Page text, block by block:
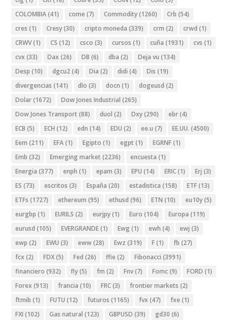
COLOMBIA(41) come (7) Commodity(1260) Crb (54)
cres (1) Cresy(30) cripto moneda (339) crm (2) crwd (1)
CRWV(1) CS (12) csco (3) cursos (1) cuña (1931) cvs (1)
cvx (33) Dax (26) DB (6) dba (2) Deja vu (134)
Desp (10) dgcu2(4) Dia (2) didi (4) Dis (19)
divergencias (141) dlo (3) docn (1) dogeusd (2)
Dolar(1672) Dow Jones Industrial (265)
Dow Jones Transport (88) duol (2) Dxy(290) ebr(4)
ECB (5) ECH (12) edn (14) EDU (2) ee.u (7) EE.UU. (4500)
Eem (211) EFA(1) Egipto (1) egpt (1) EGRNF(1)
Emb (32) Emerging market (2236) encuesta (1)
Energia (377) enph (1) epam (3) EPU (14) ERIC(1) Erj (3)
ES (73) escritos (3) España (20) estadistica (158) ETF(13)
ETFs (1727) ethereum (95) ethusd (96) ETN (10) eu10y(5)
eurgbp (1) EURILS (2) eurjpy(1) Euro (104) Europa (119)
eurusd (105) EVERGRANDE(1) Ewg (1) ewh (4) ewj (3)
ewp (2) EWU (3) eww(28) Ewz (319) F(1) fb (27)
fcx (2) FDX(5) Fed (26) ffie (2) Fibonacci (3991)
financiero (932) fly(5) fm (2) Fnv(7) Fomc(9) FORD (1)
Forex (913) francia (10) FRC(3) frontier markets (2)
ftmib (1) FUTU (12) futuros (1165) fvx (47) fxe (1)
FXI (102) Gas natural (123) GBPUSD (39) gd30 (6)